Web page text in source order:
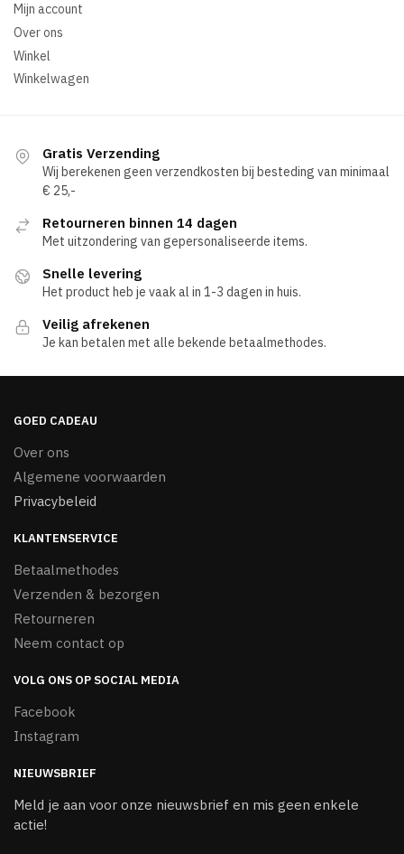
Mijn account
Over ons
Winkel
Winkelwagen
Gratis Verzending
Wij berekenen geen verzendkosten bij besteding van minimaal
€ 25,-
Retourneren binnen 14 dagen
Met uitzondering van gepersonaliseerde items.
Snelle levering
Het product heb je vaak al in 1-3 dagen in huis.
Veilig afrekenen
Je kan betalen met alle bekende betaalmethodes.
GOED CADEAU
Over ons
Algemene voorwaarden
Privacybeleid
KLANTENSERVICE
Betaalmethodes
Verzenden & bezorgen
Retourneren
Neem contact op
VOLG ONS OP SOCIAL MEDIA
Facebook
Instagram
NIEUWSBRIEF
Meld je aan voor onze nieuwsbrief en mis geen enkele
actie!